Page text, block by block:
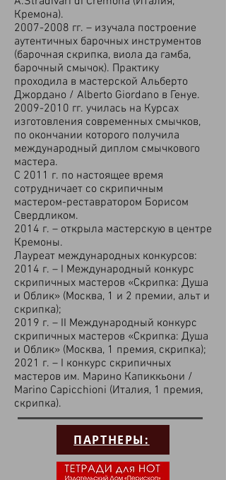
Кремона).
2007-2008 гг. – изучала построение
аутентичных барочных инструментов
(барочная скрипка, виола да гамба,
барочный смычок). Практику
проходила в мастерской Альберто
Джордано / Alberto Giordano в Генуе.
2009-2010 гг. училась на Курсах
изготовления современных смычков,
по окончании которого получила
международный диплом смычкового
мастера.
С 2011 г. по настоящее время
сотрудничает со скрипичным
мастером-реставратором Борисом
Свердликом.
2014 г. – открыла мастерскую в центре
Кремоны.
Лауреат международных конкурсов:
2014 г. – I Международный конкурс
скрипичных мастеров «Скрипка: Душа
и Облик» (Москва, 1 и 2 премии, альт и
скрипка);
2019 г. – II Международный конкурс
скрипичных мастеров «Скрипка: Душа
и Облик» (Москва, 1 премия, скрипка);
2021 г. – I конкурс скрипичных
мастеров им. Марино Капиккьони /
Marino Capicchioni (Италия, 1 премия,
скрипка).
ПАРТНЕРЫ: